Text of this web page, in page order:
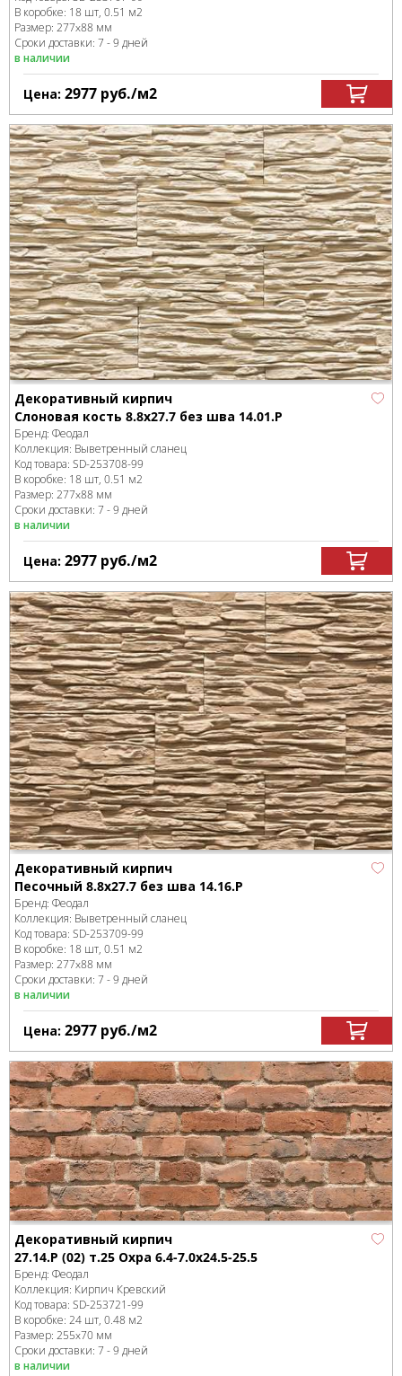
В коробке: 18 шт, 0.51 м2
Размер: 277x88 мм
Сроки доставки: 7 - 9 дней
в наличии
Цена: 2977 руб./м2
Декоративный кирпич
Слоновая кость 8.8x27.7 без шва 14.01.Р
Бренд: Феодал
Коллекция: Выветренный сланец
Код товара: SD-253708-99
В коробке: 18 шт, 0.51 м2
Размер: 277x88 мм
Сроки доставки: 7 - 9 дней
в наличии
Цена: 2977 руб./м2
Декоративный кирпич
Песочный 8.8x27.7 без шва 14.16.Р
Бренд: Феодал
Коллекция: Выветренный сланец
Код товара: SD-253709-99
В коробке: 18 шт, 0.51 м2
Размер: 277x88 мм
Сроки доставки: 7 - 9 дней
в наличии
Цена: 2977 руб./м2
Декоративный кирпич
27.14.Р (02) т.25 Охра 6.4-7.0x24.5-25.5
Бренд: Феодал
Коллекция: Кирпич Кревский
Код товара: SD-253721-99
В коробке: 24 шт, 0.48 м2
Размер: 255x70 мм
Сроки доставки: 7 - 9 дней
в наличии